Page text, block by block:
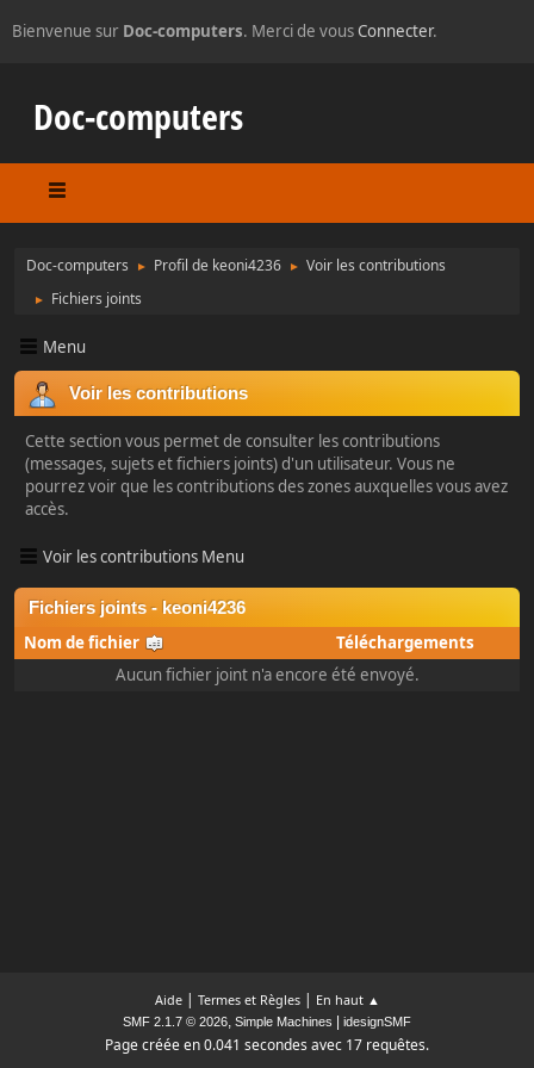
Bienvenue sur Doc-computers. Merci de vousConnecter.
Doc-computers
Doc-computers ► Profil de keoni4236 ► Voir les contributions
► Fichiers joints
Menu
Voir les contributions
Cette section vous permet de consulter les contributions
(messages, sujets et fichiers joints) d'un utilisateur. Vous ne
pourrez voir que les contributions des zones auxquelles vous avez
accès.
Voir les contributions Menu
Fichiers joints - keoni4236
Nom de fichier
Téléchargements
Aucun fichier joint n'a encore été envoyé.
Aide| Termes et Règles| En haut ▲
SMF 2.1.7 © 2026, Simple Machines idesignSMF
Page créée en 0.041 secondes avec 17 requêtes.